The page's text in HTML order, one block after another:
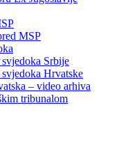
MSP
Srbije
Hrvatske
– video arhiva
tribunalom